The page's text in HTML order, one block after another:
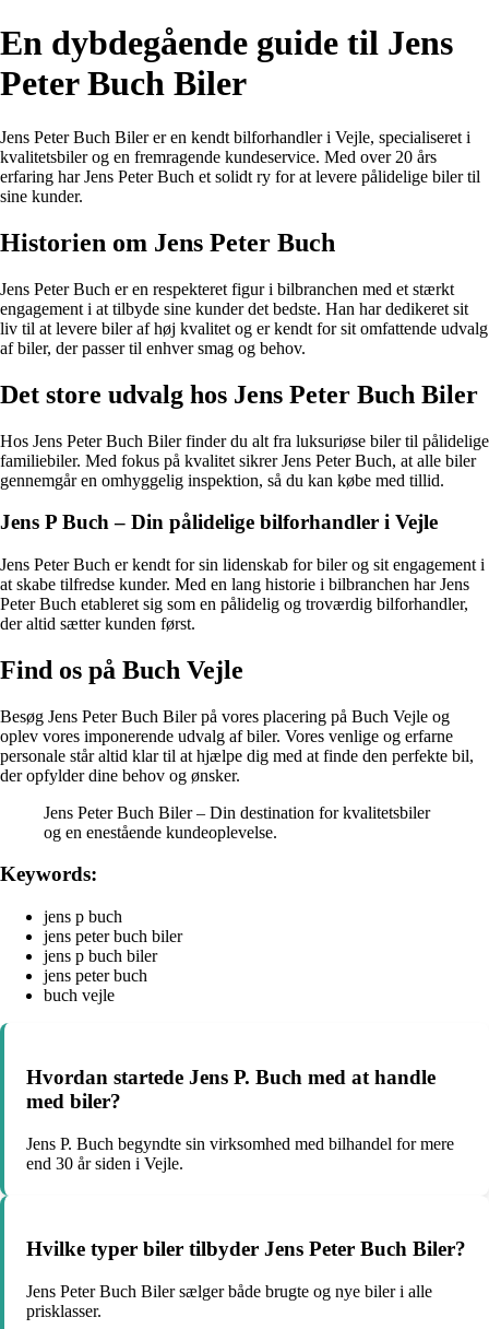
En dybdegående guide til Jens
Peter Buch Biler
Jens Peter Buch Biler er en kendt bilforhandler i Vejle, specialiseret i
kvalitetsbiler og en fremragende kundeservice. Med over 20 års
erfaring har Jens Peter Buch et solidt ry for at levere pålidelige biler til
sine kunder.
Historien om Jens Peter Buch
Jens Peter Buch er en respekteret figur i bilbranchen med et stærkt
engagement i at tilbyde sine kunder det bedste. Han har dedikeret sit
liv til at levere biler af høj kvalitet og er kendt for sit omfattende udvalg
af biler, der passer til enhver smag og behov.
Det store udvalg hos Jens Peter Buch Biler
Hos Jens Peter Buch Biler finder du alt fra luksuriøse biler til pålidelige
familiebiler. Med fokus på kvalitet sikrer Jens Peter Buch, at alle biler
gennemgår en omhyggelig inspektion, så du kan købe med tillid.
Jens P Buch – Din pålidelige bilforhandler i Vejle
Jens Peter Buch er kendt for sin lidenskab for biler og sit engagement i
at skabe tilfredse kunder. Med en lang historie i bilbranchen har Jens
Peter Buch etableret sig som en pålidelig og troværdig bilforhandler,
der altid sætter kunden først.
Find os på Buch Vejle
Besøg Jens Peter Buch Biler på vores placering på Buch Vejle og
oplev vores imponerende udvalg af biler. Vores venlige og erfarne
personale står altid klar til at hjælpe dig med at finde den perfekte bil,
der opfylder dine behov og ønsker.
Jens Peter Buch Biler – Din destination for kvalitetsbiler
og en enestående kundeoplevelse.
Keywords:
jens p buch
jens peter buch biler
jens p buch biler
jens peter buch
buch vejle
Hvordan startede Jens P. Buch med at handle
med biler?
Jens P. Buch begyndte sin virksomhed med bilhandel for mere
end 30 år siden i Vejle.
Hvilke typer biler tilbyder Jens Peter Buch Biler?
Jens Peter Buch Biler sælger både brugte og nye biler i alle
prisklasser.